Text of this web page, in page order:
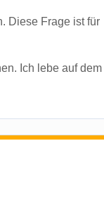
Diese Frage ist für
Ich lebe auf dem